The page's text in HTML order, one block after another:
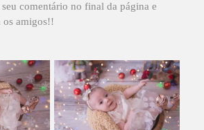
comentário no final da página e
os amigos!!